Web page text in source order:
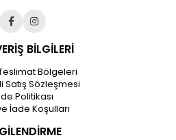
BİLGİLERİ
Bölgeleri
Satış Sözleşmesi
Politikası
İade Koşulları